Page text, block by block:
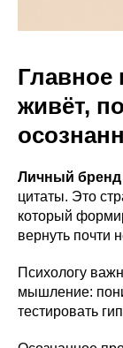
Главное
живёт,
Личный бренд
цитаты. Это
который
вернуть почти
Психологу
мышление:
тестировать